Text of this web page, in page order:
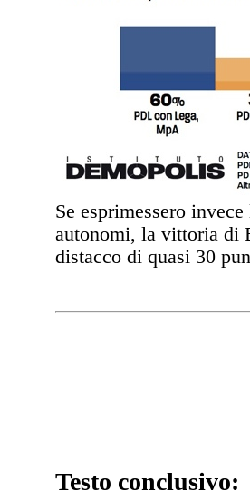
Se esprimessero
autonomi, la vittoria di
distacco di quasi 30
Testo conclusivo: